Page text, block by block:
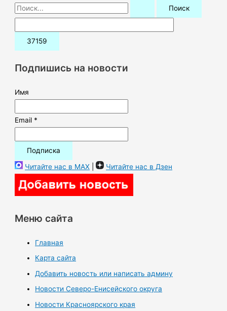
П
о
и
:Подпишись на новости
Имя
Email *
Читайте нас в MAX | Читайте нас в Дзен
Меню сайта
Главная
Карта сайта
Добавить новость или написать админу
Новости Северо-Енисейского округа
Новости Красноярского края